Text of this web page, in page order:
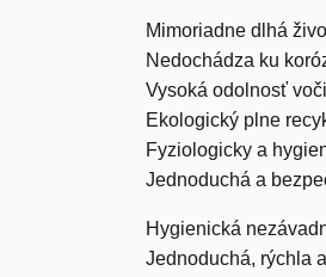
Mimoriadne dlhá
Nedochádza ku
Vysoká odolnosť
Ekologický plne
Fyziologicky a
Jednoduchá a
Hygienická
Jednoduchá, rýchla